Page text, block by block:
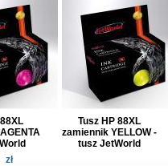
zł
Tusz HP 88XL
zamiennik YELLOW -
tusz JetWorld